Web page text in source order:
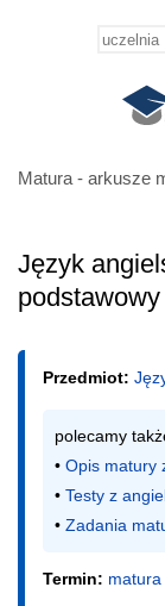
Matura - arkusze
Język
Przedmiot:
polecamy
• Opis matury
• Testy z
• Zadania
Termin: